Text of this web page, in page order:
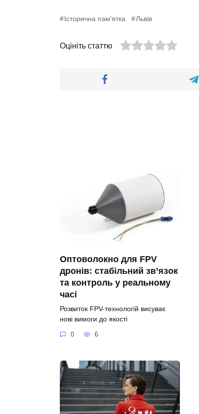
Історична пам'ятка Львів
Оцініть статтю
Оптоволокно для FPV
дронів: стабільний зв’язок
та контроль у реальному
часі
Розвиток FPV-технологій висуває
нові вимоги до якості
0 6